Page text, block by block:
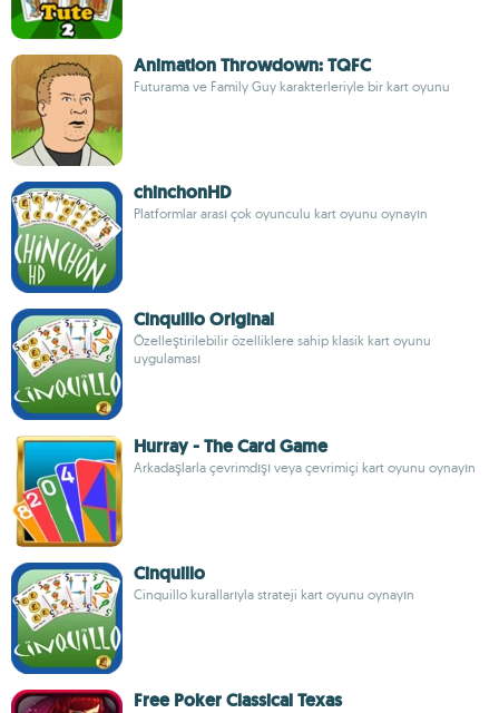
Animation Throwdown: TQFC
Futurama ve Family Guy karakterleriyle bir kart oyunu
chinchonHD
Platformlar arası çok oyunculu kart oyunu oynayın
Cinquillo Original
Özelleştirilebilir özelliklere sahip klasik kart oyunu
uygulaması
Hurray - The Card Game
Arkadaşlarla çevrimdışı veya çevrimiçi kart oyunu oynayın
Cinquillo
Cinquillo kurallarıyla strateji kart oyunu oynayın
Free Poker Classical Texas